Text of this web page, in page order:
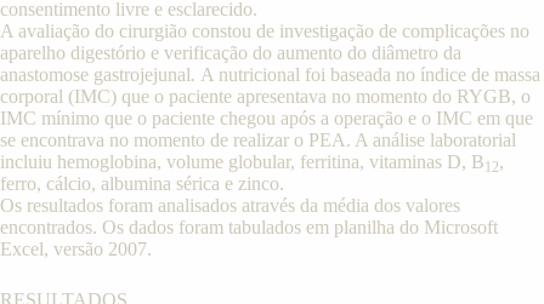
consentimento livre e esclarecido.
A avaliação do cirurgião constou de investigação de complicações no
aparelho digestório e verificação do aumento do diâmetro da
anastomose gastrojejunal. A nutricional foi baseada no índice de massa
corporal (IMC) que o paciente apresentava no momento do RYGB, o
IMC mínimo que o paciente chegou após a operação e o IMC em que
se encontrava no momento de realizar o PEA. A análise laboratorial
incluiu hemoglobina, volume globular, ferritina, vitaminas D, B12,
ferro, cálcio, albumina sérica e zinco.
Os resultados foram analisados através da média dos valores
encontrados. Os dados foram tabulados em planilha do Microsoft
Excel, versão 2007.